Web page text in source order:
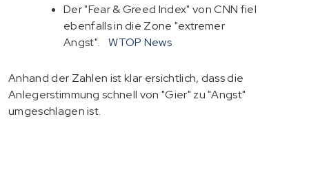
Der "Fear & Greed Index" von CNN fiel
ebenfalls in die Zone "extremer
Angst".
WTOP News
Anhand der Zahlen ist klar ersichtlich, dass die
Anlegerstimmung schnell von "Gier" zu "Angst"
umgeschlagen ist.